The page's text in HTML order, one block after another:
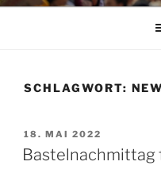
SCHLAGWORT:
VERÖFFENTLICHT
AM
18. MAI 2022
Bastelnachmittag